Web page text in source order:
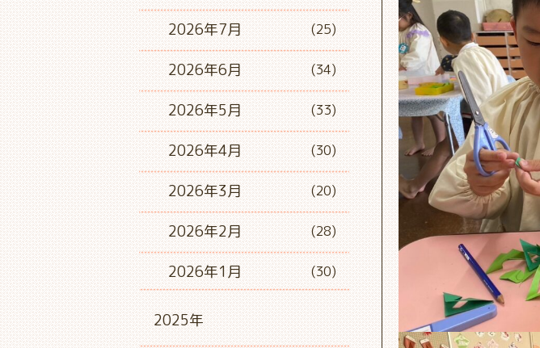
2026年7月 (25)
2026年6月 (34)
2026年5月 (33)
2026年4月 (30)
2026年3月 (20)
2026年2月 (28)
2026年1月 (30)
2025年